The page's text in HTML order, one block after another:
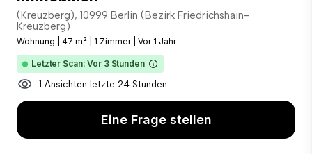
(Kreuzberg), 10999 Berlin (Bezirk Friedrichshain-
Kreuzberg)
Wohnung 47 m² 1 Zimmer Vor 1 Jahr
Letzter Scan: Vor 3 Stunden
1 Ansichten letzte 24 Stunden
Eine Frage stellen